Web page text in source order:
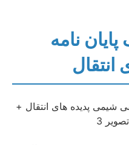
نامه
انتقال